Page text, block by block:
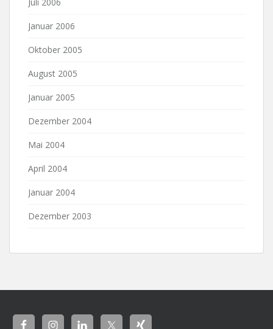
Januar 2006
Oktober 2005
August 2005
Januar 2005
Dezember 2004
Mai 2004
April 2004
Januar 2004
Dezember 2003